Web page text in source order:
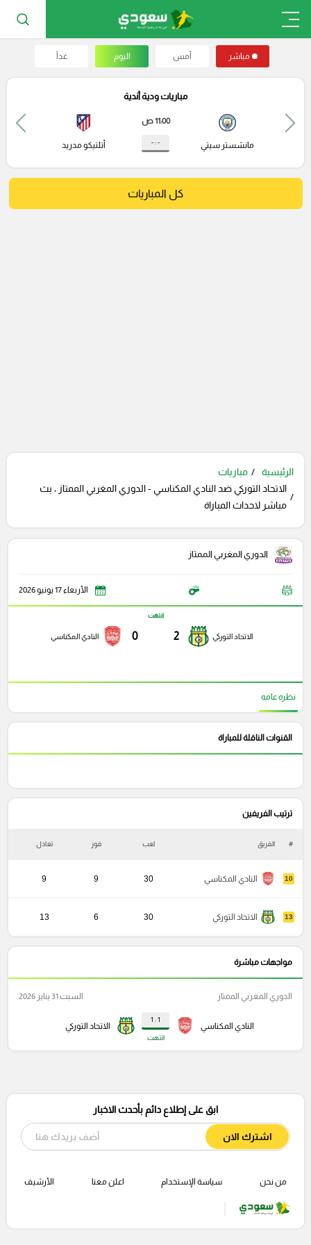
مباشر أمس اليوم غداً
مباريات ودية أندية
مانشستر سيتي
11:00 ص
- : - أتلتيكو مدريد
كل المباريات
الرئيسية
مباريات
الاتحاد التوركي ضد النادي المكناسي - الدوري المغربي الممتاز ، بث
مباشر لاحداث المباراة
الدوري المغربي الممتاز
الأربعاء 17 يونيو 2026
الاتحاد التوركي 2
انتهت
0 النادي المكناسي
نظره عامه
القنوات الناقلة للمباراة
ترتيب الفريفين
# الفريق لعب فوز تعادل
10 النادي المكناسي 30
9
9
13 الاتحاد التوركي 30
6
13
مواجهات مباشرة
النادي المكناسي
1 : 1
انتهت
الاتحاد التوركي
الدوري المغربي الممتاز السبت 31 يناير 2026
ابق على إطلاع دائم بأحدث الاخبار
اشترك الان
من نحن سياسة الإستخدام اعلن معنا الأرشيف